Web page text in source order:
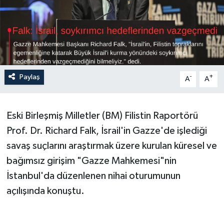
Paylaş A- A+
Eski Birleşmiş Milletler (BM) Filistin Raportörü
Prof. Dr. Richard Falk, İsrail'in Gazze'de işlediği
savaş suçlarını araştırmak üzere kurulan küresel ve
bağımsız girişim "Gazze Mahkemesi"nin
İstanbul'da düzenlenen nihai oturumunun
açılışında konuştu.
Spor
Türkiye